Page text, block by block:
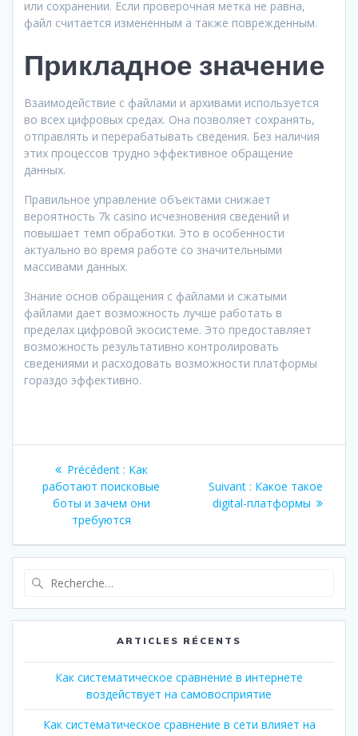
или сохранении. Если проверочная метка не равна,
файл считается измененным а также поврежденным.
Прикладное значение
Взаимодействие с файлами и архивами используется
во всех цифровых средах. Она позволяет сохранять,
отправлять и перерабатывать сведения. Без наличия
этих процессов трудно эффективное обращение
данных.
Правильное управление объектами снижает
вероятность 7k casino исчезновения сведений и
повышает темп обработки. Это в особенности
актуально во время работе со значительными
массивами данных.
Знание основ обращения с файлами и сжатыми
файлами дает возможность лучше работать в
пределах цифровой экосистеме. Это предоставляет
возможность результативно контролировать
сведениями и расходовать возможности платформы
гораздо эффективно.
Navigation
de
l’article
Précédent : Article
précédent
Как
работают поисковые
боты и зачем они
требуются
Suivant : Article
suivant
Какое такое
digital-платформы
:
ARTICLES RÉCENTS
Как систематическое сравнение в интернете
воздействует на самовосприятие
Как систематическое сравнение в сети влияет на